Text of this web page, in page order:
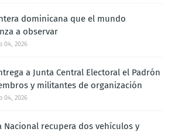
dominicana que el mundo
a observar
04, 2026
a Junta Central Electoral el Padrón
y militantes de organización
04, 2026
Nacional recupera dos vehículos y